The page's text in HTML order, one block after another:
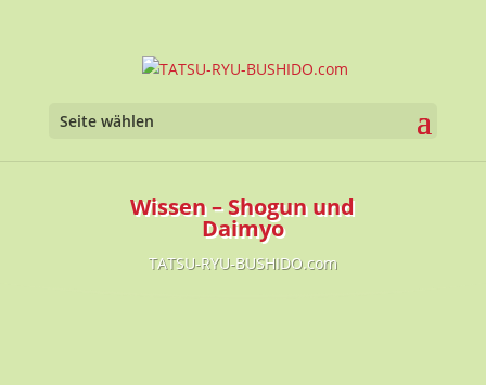
Seite wählen
Wissen – Shogun und
Daimyo
TATSU-RYU-BUSHIDO.com